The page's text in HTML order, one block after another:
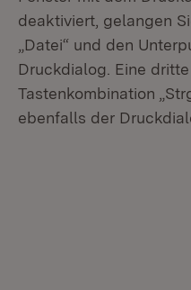
deaktiviert, gelangen
„Datei“ und den
Druckdialog. Eine
Tastenkombination
ebenfalls der